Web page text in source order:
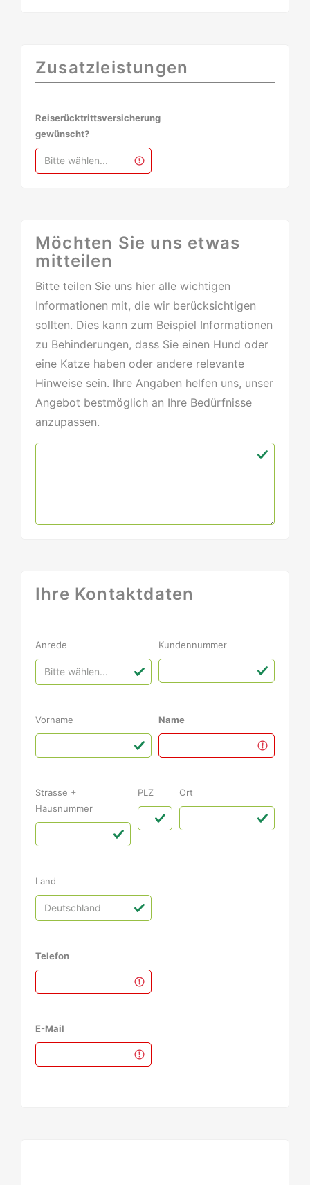
Zusatzleistungen
Reiserücktrittsversicherung
gewünscht?
Möchten Sie uns etwas
mitteilen
Bitte teilen Sie uns hier alle wichtigen
Informationen mit, die wir berücksichtigen
sollten. Dies kann zum Beispiel Informationen
zu Behinderungen, dass Sie einen Hund oder
eine Katze haben oder andere relevante
Hinweise sein. Ihre Angaben helfen uns, unser
Angebot bestmöglich an Ihre Bedürfnisse
anzupassen.
Ihre Kontaktdaten
Anrede Kundennummer
Vorname Name
Strasse +
Hausnummer
PLZ Ort
Land
Telefon
E-Mail